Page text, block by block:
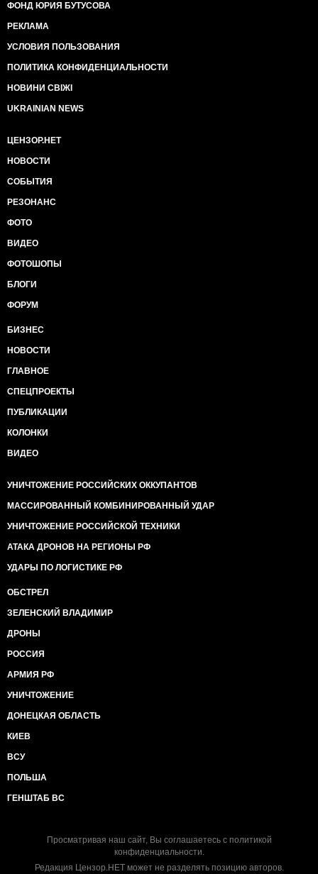
ФОНД ЮРИЯ БУТУСОВА
РЕКЛАМА
УСЛОВИЯ ПОЛЬЗОВАНИЯ
ПОЛИТИКА КОНФИДЕНЦИАЛЬНОСТИ
НОВИНИ СВІЖІ
UKRAINIAN NEWS
ЦЕНЗОР.НЕТ
НОВОСТИ
СОБЫТИЯ
РЕЗОНАНС
ФОТО
ВИДЕО
ФОТОШОПЫ
БЛОГИ
ФОРУМ
БИЗНЕС
НОВОСТИ
ГЛАВНОЕ
СПЕЦПРОЕКТЫ
ПУБЛИКАЦИИ
КОЛОНКИ
ВИДЕО
УНИЧТОЖЕНИЕ РОССИЙСКИХ ОККУПАНТОВ
МАССИРОВАННЫЙ КОМБИНИРОВАННЫЙ УДАР
УНИЧТОЖЕНИЕ РОССИЙСКОЙ ТЕХНИКИ
АТАКА ДРОНОВ НА РЕГИОНЫ РФ
УДАРЫ ПО ЛОГИСТИКЕ РФ
ОБСТРЕЛ
ЗЕЛЕНСКИЙ ВЛАДИМИР
ДРОНЫ
РОССИЯ
АРМИЯ РФ
УНИЧТОЖЕНИЕ
ДОНЕЦКАЯ ОБЛАСТЬ
КИЕВ
ВСУ
ПОЛЬША
ГЕНШТАБ ВС
Просматривая наш сайт, Вы соглашаетесь с политикой
конфиденциальности.
Редакция Цензор.НЕТ может не разделять позицию авторов.